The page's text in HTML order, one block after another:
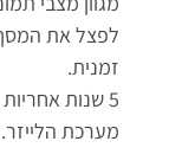
זמנית.
מערכת הלייזר.